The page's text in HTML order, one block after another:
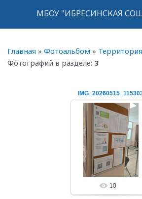
МБОУ "ИБРЕСИНСКАЯ
Главная » Фотоальбом »
Фотографий в разделе: 3
15.05.26
ibrschool2
10